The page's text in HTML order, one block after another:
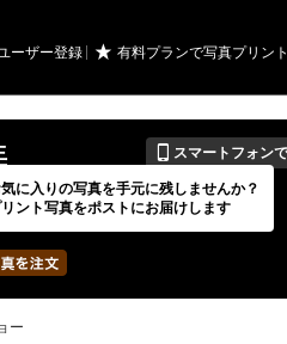
ーザー登録 ★ 有料プランで写真プリン
📱 スマートフォン
イベントの期間
---
枚
ー
に入りの写真を手元に残しませんか？
ント写真をポストにお届けします